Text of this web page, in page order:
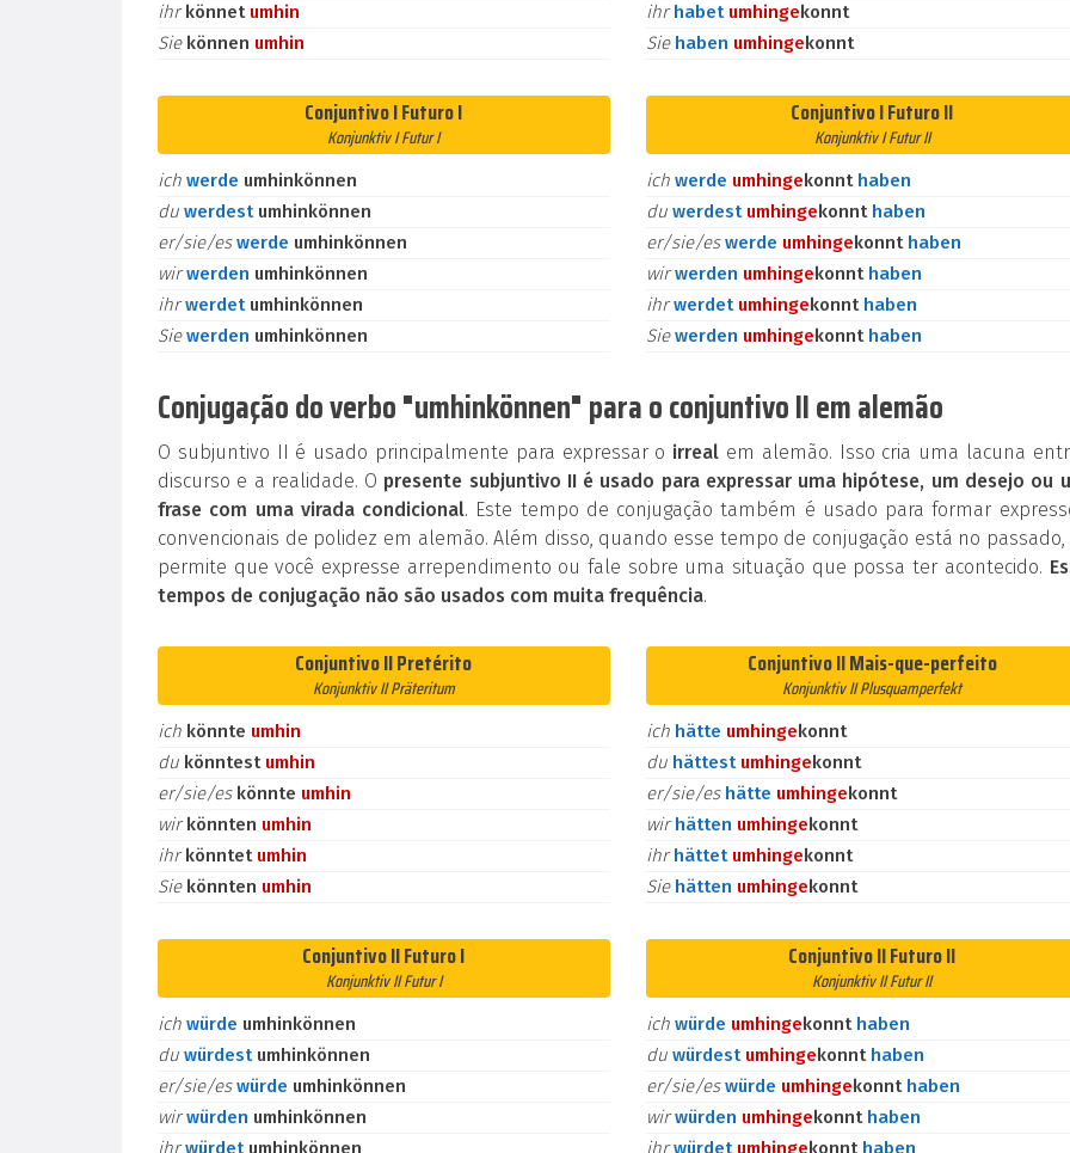
ihrkönnet umhin
Sie können umhin
ihrhabet umhingekonnt
Sie haben umhingekonnt
Conjuntivo I Futuro I
Konjunktiv I Futur I
ich werde umhinkönnen
du werdest umhinkönnen
er/sie/eswerde umhinkönnen
wirwerden umhinkönnen
ihrwerdet umhinkönnen
Siewerden umhinkönnen
Conjuntivo I Futuro II
Konjunktiv I Futur II
ich werde umhingekonnt haben
du werdest umhingekonnt haben
er/sie/eswerde umhingekonnt haben
wirwerden umhingekonnt haben
ihrwerdet umhingekonnt haben
Siewerden umhingekonnt haben
Conjugação do verbo "umhinkönnen" para o conjuntivo II em alemão
O subjuntivo II é usado principalmente para expressar o irreal em alemão. Isso cria uma lacuna
discurso e a realidade. O presente subjuntivo II é usado para expressar uma hipótese, um desejo ou
frase com uma virada condicional. Este tempo de conjugação também é usado para formar
convencionais de polidez em alemão. Além disso, quando esse tempo de conjugação está no passado,
permite que você expresse arrependimento ou fale sobre uma situação que possa ter acontecido.
tempos de conjugação não são usados com muita frequência.
Conjuntivo II Pretérito
Konjunktiv II Präteritum
ich könnte umhin
du könntest umhin
er/sie/es könnte umhin
wirkönnten umhin
ihrkönntet umhin
Sie könnten umhin
Conjuntivo II Mais-que-perfeito
Konjunktiv II Plusquamperfekt
ich hätte umhingekonnt
du hättest umhingekonnt
er/sie/es hätte umhingekonnt
wirhätten umhingekonnt
ihrhättet umhingekonnt
Sie hätten umhingekonnt
Conjuntivo II Futuro I
Konjunktiv II Futur I
ich würde umhinkönnen
du würdest umhinkönnen
er/sie/eswürde umhinkönnen
wirwürden umhinkönnen
ihrwürdet umhinkönnen
Conjuntivo II Futuro II
Konjunktiv II Futur II
ich würde umhingekonnt haben
du würdest umhingekonnt haben
er/sie/eswürde umhingekonnt haben
wirwürden umhingekonnt haben
ihrwürdet umhingekonnt haben